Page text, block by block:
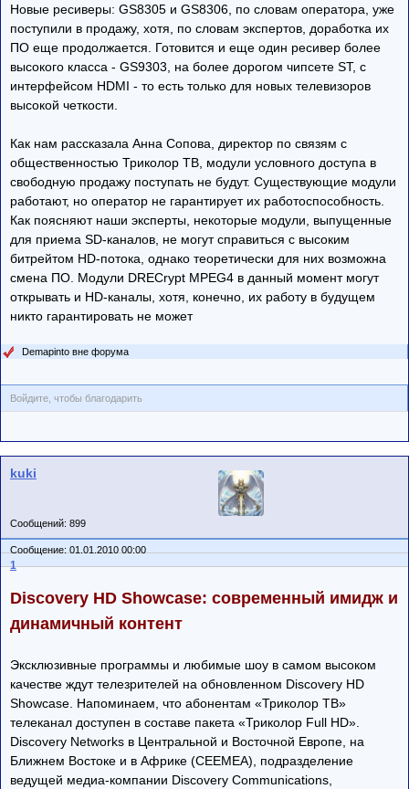
Новые ресиверы: GS8305 и GS8306, по словам оператора, уже
поступили в продажу, хотя, по словам экспертов, доработка их
ПО еще продолжается. Готовится и еще один ресивер более
высокого класса - GS9303, на более дорогом чипсете ST, с
интерфейсом HDMI - то есть только для новых телевизоров
высокой четкости.
Как нам рассказала Анна Сопова, директор по связям с
общественностью Триколор ТВ, модули условного доступа в
свободную продажу поступать не будут. Существующие модули
работают, но оператор не гарантирует их работоспособность.
Как поясняют наши эксперты, некоторые модули, выпущенные
для приема SD-каналов, не могут справиться с высоким
битрейтом HD-потока, однако теоретически для них возможна
смена ПО. Модули DRECrypt MPEG4 в данный момент могут
открывать и HD-каналы, хотя, конечно, их работу в будущем
никто гарантировать не может
Demapinto вне форума
Войдите, чтобы благодарить
kuki
Сообщений: 899
Сообщение: 01.01.2010 00:00
1
Discovery HD Showcase: современный имидж и
динамичный контент
Эксклюзивные программы и любимые шоу в самом высоком
качестве ждут телезрителей на обновленном Discovery HD
Showcase. Напоминаем, что абонентам «Триколор ТВ»
телеканал доступен в составе пакета «Триколор Full HD».
Discovery Networks в Центральной и Восточной Европе, на
Ближнем Востоке и в Африке (CEEMEA), подразделение
ведущей медиа-компании Discovery Communications,